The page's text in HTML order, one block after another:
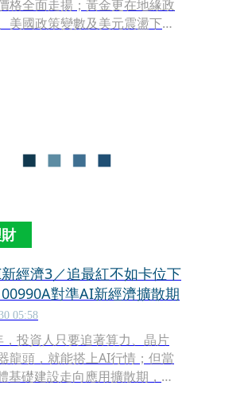
格全面走揚；黃金更在地緣政
美國政策變數及美元震盪下，
經濟3／追最紅不如卡位下
對準AI新經濟擴散期
05:58
，投資人只要追著算力、晶片
龍頭，就能搭上AI行情；但當
基礎建設走向應用擴散期，成